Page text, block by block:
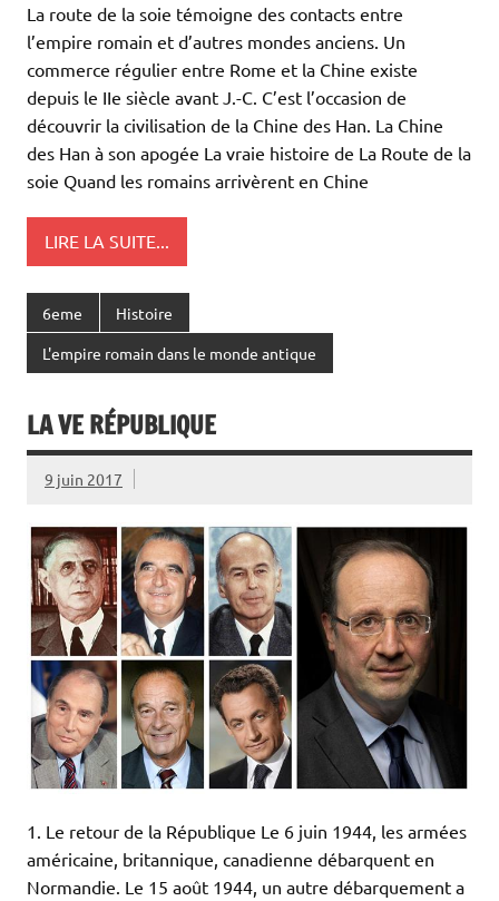
La route de la soie témoigne des contacts entre
l’empire romain et d’autres mondes anciens. Un
commerce régulier entre Rome et la Chine existe
depuis le IIe siècle avant J.-C. C’est l’occasion de
découvrir la civilisation de la Chine des Han. La Chine
des Han à son apogée La vraie histoire de La Route de la
soie Quand les romains arrivèrent en Chine
LIRE LA SUITE...
6eme Histoire
L'empire romain dans le monde antique
LA VE RÉPUBLIQUE
9 juin 2017
1. Le retour de la République Le 6 juin 1944, les armées
américaine, britannique, canadienne débarquent en
Normandie. Le 15 août 1944, un autre débarquement a